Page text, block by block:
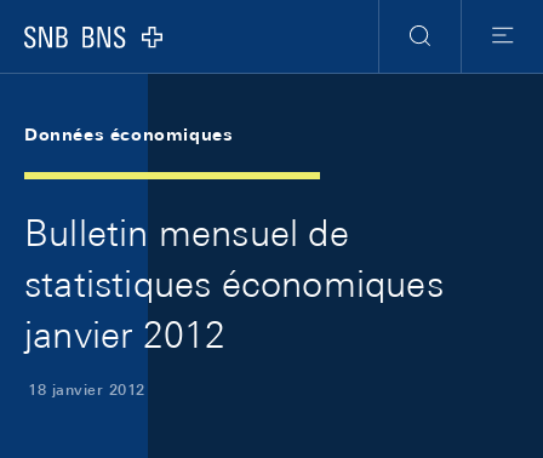
Logo
RechercheMenu
Données économiques
Bulletin mensuel de
statistiques économiques
janvier 2012
18 janvier 2012